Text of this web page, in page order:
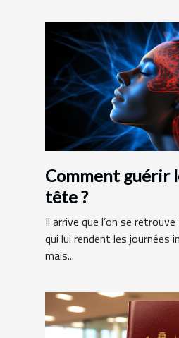
Comment guérir
tête ?
Il arrive que l’on se
qui lui rendent les journées
mais...